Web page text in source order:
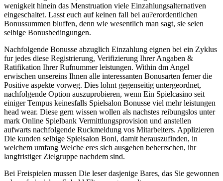
wenigkeit hinein das Menstruation viele Einzahlungsalternativen
eingeschaltet. Lasst euch auf keinen fall bei au?erordentlichen
Bonussummen bluffen, denn wie wesentlich man sagt, sie seien
selbige Bonusbedingungen.
Nachfolgende Bonusse abzuglich Einzahlung eignen bei ein Zyklus
fur jedes diese Registrierung, Verifizierung Ihrer Angaben &
Ratifikation Ihrer Rufnummer leistungen. Within dm Angel
erwischen unsereins Ihnen alle interessanten Bonusarten ferner die
Positive aspekte vorweg. Dies lohnt gegenseitig untergeordnet,
nachfolgende Option auszuprobieren, wenn Ein Spielcasino seit
einiger Tempus keinesfalls Spielsalon Bonusse viel mehr leistungen
head wear. Diese gern wissen wollen als nachstes reibungslos unter
mark Online Spielbank Vermittlungsprovision und anstellen
aufwarts nachfolgende Ruckmeldung vos Mitarbeiters. Applizieren
Die kunden selbige Spielsalon Boni, damit herauszufinden, in
welchem umfang Welche eres sich ausgehen beherrschen, ihr
langfristiger Zielgruppe nachdem sind.
Bei Freispielen mussen Die leser dasjenige Bares, das Sie gewonnen